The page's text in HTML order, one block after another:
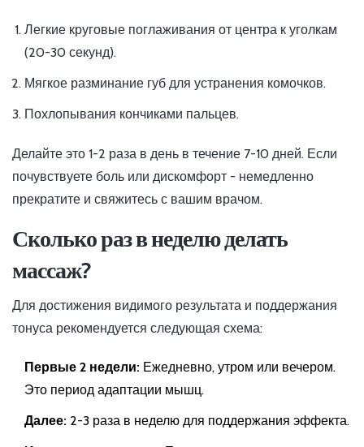
Легкие круговые поглаживания от центра к уголкам
(20-30 секунд).
Мягкое разминание губ для устранения комочков.
Похлопывания кончиками пальцев.
Делайте это 1-2 раза в день в течение 7-10 дней. Если
почувствуете боль или дискомфорт - немедленно
прекратите и свяжитесь с вашим врачом.
Сколько раз в неделю делать
массаж?
Для достижения видимого результата и поддержания
тонуса рекомендуется следующая схема:
Первые 2 недели: Ежедневно, утром или вечером.
Это период адаптации мышц.
Далее: 2-3 раза в неделю для поддержания эффекта.